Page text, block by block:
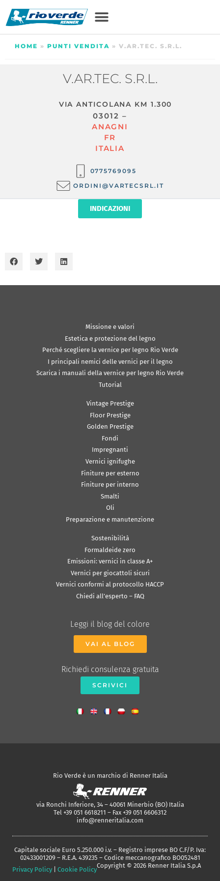
HOME » PUNTI VENDITA » V.AR.TEC. S.R.L.
V.AR.TEC. S.R.L.
VIA ANTICOLANA KM 1.300
03012 –
ANAGNI
FR
ITALIA
0775769095
ORDINI@VARTECSRL.IT
INDICAZIONI
Missione e valori
Estetica e protezione del legno
Perché scegliere la vernice per legno Rio Verde
I principali nemici delle vernici per il legno
Scarica i manuali della vernice per legno Rio Verde
Tutorial
Vintage Prestige
Floor Prestige
Golden Prestige
Fondi
Impregnanti
Vernici ignifughe
Finiture per esterno
Finiture per interno
Smalti
Oli
Preparazione e manutenzione
Sostenibilità
Formaldeide zero
Emissioni: vernici in classe A+
Vernici per giocattoli sicuri
Vernici conformi al protocollo HACCP
Chiedi all’esperto – FAQ
Leggi il blog del colore
VAI AL BLOG
Richiedi consulenza gratuita
SCRIVICI
Rio Verde è un marchio di Renner Italia
via Ronchi Inferiore, 34 – 40061 Minerbio (BO) Italia
Tel +39 051 6618211 – Fax +39 051 6606312
info@renneritalia.com
Capitale sociale Euro 5.250.000 i.v. – Registro imprese BO C.F/P. Iva:
02433001209 – R.E.A. 439235 – Codice meccanografico BO052481
Privacy Policy
Cookie Policy
Copyright © 2026 Renner Italia S.p.A